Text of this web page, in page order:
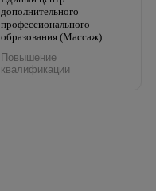
дополнительного
профессионального
образования (Массаж)
Повышение
квалификации